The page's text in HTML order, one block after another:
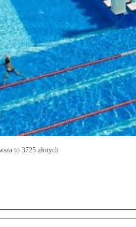
to 3725 złotych